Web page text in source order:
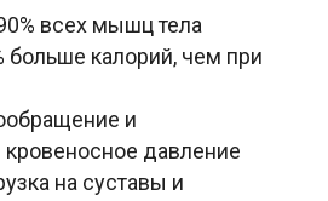
всех мышц тела
больше калорий, чем при
и
давление
на суставы и